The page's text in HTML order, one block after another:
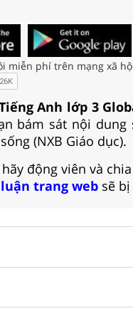
miễn phí trên mạng xã
Anh lớp 3
bám sát nội
(NXB Giáo dục).
động viên và
trang web sẽ